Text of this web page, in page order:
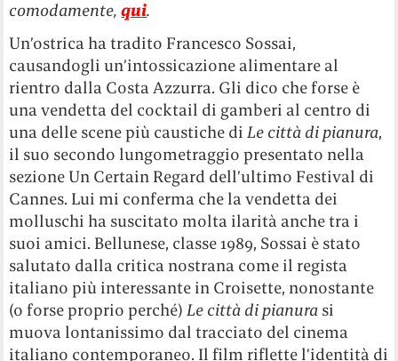
comodamente,qui.
Un’ostrica ha tradito Francesco Sossai,
causandogli un’intossicazione alimentare al
rientro dalla Costa Azzurra. Gli dico che forse è
una vendetta del cocktail di gamberi al centro di
una delle scene più caustiche diLe città di pianura,
il suo secondo lungometraggio presentato nella
sezione Un Certain Regard dell’ultimo Festival di
Cannes. Lui mi conferma che la vendetta dei
molluschi ha suscitato molta ilarità anche tra i
suoi amici. Bellunese, classe 1989, Sossai è stato
salutato dalla critica nostrana come il regista
italiano più interessante in Croisette, nonostante
(o forse proprio perché) Le città di pianura si
muova lontanissimo dal tracciato del cinema
italiano contemporaneo. Il film riflette l’identità di